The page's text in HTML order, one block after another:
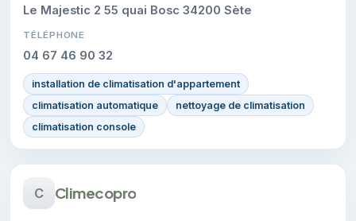
Le Majestic 2 55 quai Bosc 34200 Sète
TÉLÉPHONE
04 67 46 90 32
installation de climatisation d'appartement
climatisation automatique
nettoyage de climatisation
climatisation console
C Climecopro